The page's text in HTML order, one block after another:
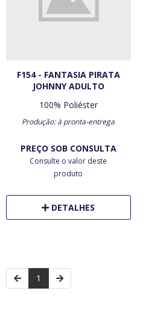
F154 - FANTASIA PIRATA
JOHNNY ADULTO
100% Poliéster
Produção: à pronta-entrega
PREÇO SOB CONSULTA
Consulte o valor deste
produto
DETALHES
1